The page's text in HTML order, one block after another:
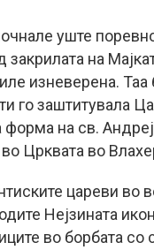
уште
на
изневерена.
го заштитувала
форма на св.
Црквата во
цареви во
Нејзината
во борбата со